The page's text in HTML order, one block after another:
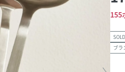
155
ブラ